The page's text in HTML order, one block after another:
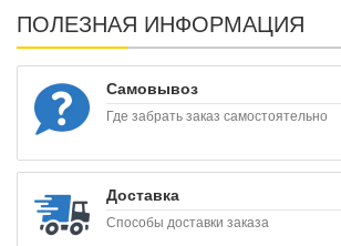
ПОЛЕЗНАЯ ИНФОРМАЦИЯ
Самовывоз
Где забрать заказ самостоятельно
Доставка
Способы доставки заказа